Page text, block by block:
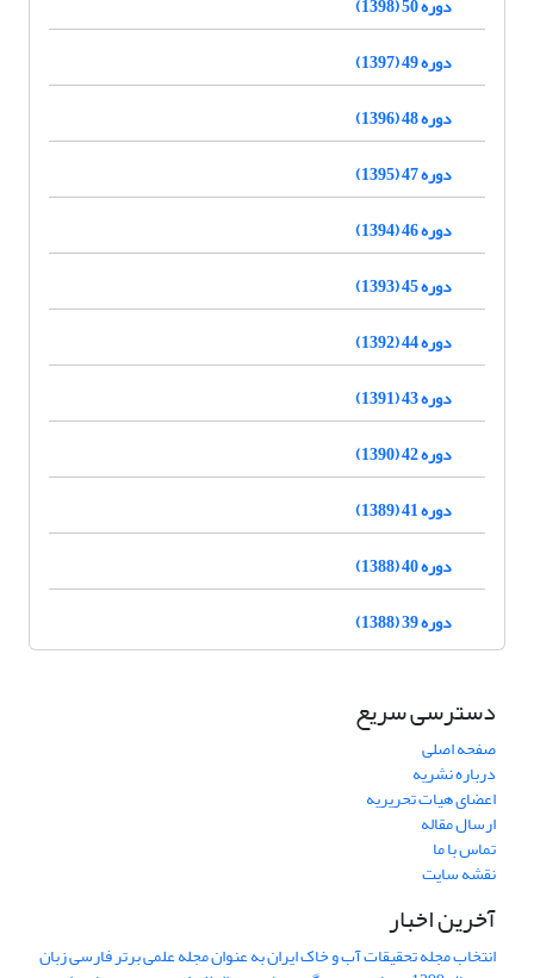
دوره 49 (1397)
دوره 48 (1396)
دوره 47 (1395)
دوره 46 (1394)
دوره 45 (1393)
دوره 44 (1392)
دوره 43 (1391)
دوره 42 (1390)
دوره 41 (1389)
دوره 40 (1388)
دوره 39 (1388)
دسترسی سریع
صفحه اصلی
درباره نشریه
اعضای هیات تحریریه
ارسال مقاله
تماس با ما
نقشه سایت
آخرین اخبار
انتخاب مجله تحقیقات آب و خاک ایران به عنوان مجله علمی برتر فارسی زبان